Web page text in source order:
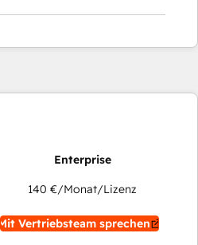
140 €/Monat/Lizenz
Mit Vertriebsteam sprechen